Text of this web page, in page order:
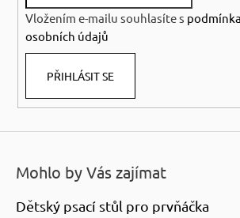
Vložením e-mailu souhlasíte s
osobních údajů
PŘIHLÁSIT SE
Mohlo by Vás zajímat
Dětský psací stůl pro prvňáčka